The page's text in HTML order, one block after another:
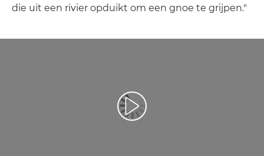
die uit een rivier opduikt om een gnoe te grijpen."
Video afspelen